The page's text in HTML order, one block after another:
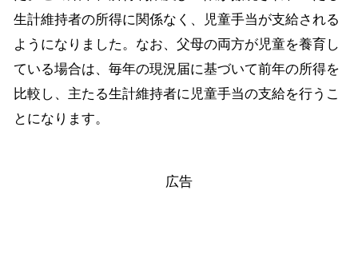
生計維持者の所得に関係なく、児童手当が支給される
ようになりました。なお、父母の両方が児童を養育し
ている場合は、毎年の現況届に基づいて前年の所得を
比較し、主たる生計維持者に児童手当の支給を行うこ
とになります。